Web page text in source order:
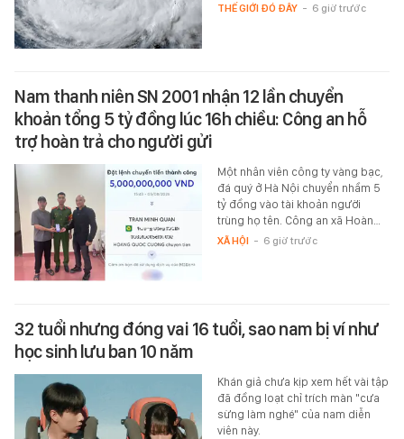
THẾ GIỚI ĐÓ ĐÂY - 6 giờ trước
Nam thanh niên SN 2001 nhận 12 lần chuyển
khoản tổng 5 tỷ đồng lúc 16h chiều: Công an hỗ
trợ hoàn trả cho người gửi
Một nhân viên công ty vàng bạc,
đá quý ở Hà Nội chuyển nhầm 5
tỷ đồng vào tài khoản người
trùng họ tên. Công an xã Hoàn…
XÃ HỘI - 6 giờ trước
32 tuổi nhưng đóng vai 16 tuổi, sao nam bị ví như
học sinh lưu ban 10 năm
Khán giả chưa kịp xem hết vài tập
đã đồng loạt chỉ trích màn "cưa
sừng làm nghé" của nam diễn
viên này.